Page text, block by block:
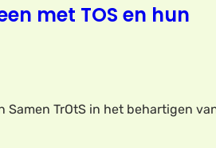
met TOS en hun
TrOtS in het behartigen